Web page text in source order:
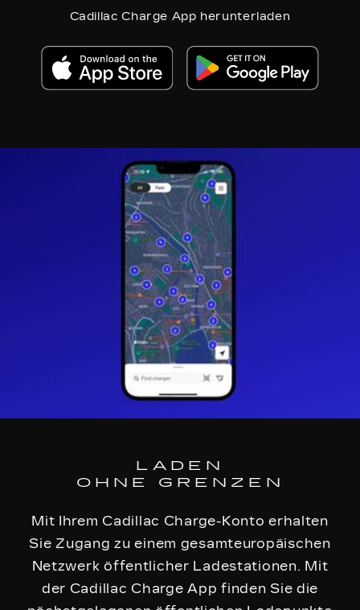
Cadillac Charge App herunterladen
LADEN
OHNE GRENZEN
Mit Ihrem Cadillac Charge-Konto erhalten
Sie Zugang zu einem gesamteuropäischen
Netzwerk öffentlicher Ladestationen. Mit
der Cadillac Charge App finden Sie die